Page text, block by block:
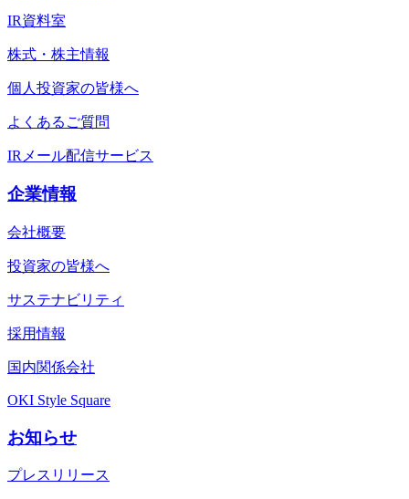
IR資料室
株式・株主情報
個人投資家の皆様へ
よくあるご質問
IRメール配信サービス
企業情報
会社概要
投資家の皆様へ
サステナビリティ
採用情報
国内関係会社
OKI Style Square
お知らせ
プレスリリース